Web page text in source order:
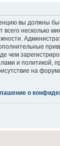
вы должны
всего несколько
чем
и политикой,
на
о